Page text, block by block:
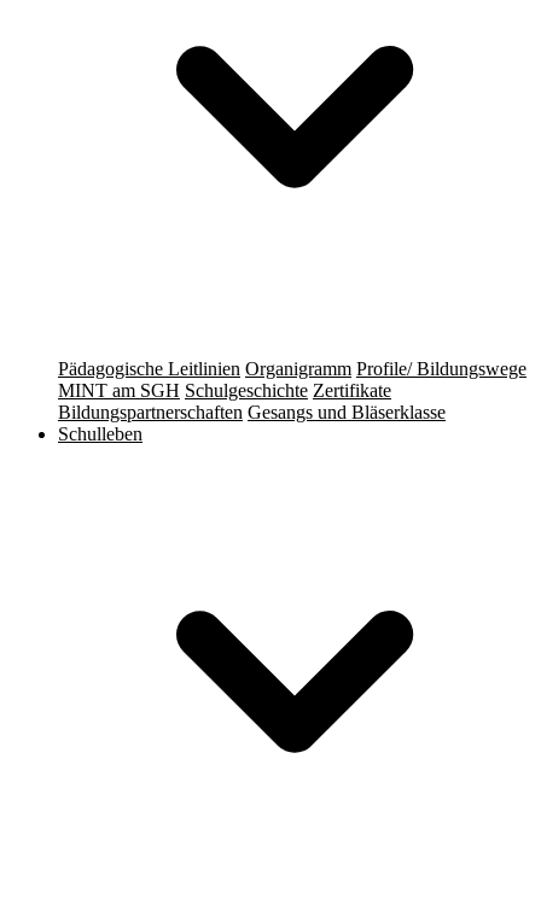
Pädagogische Leitlinien Organigramm Profile/ Bildungswege
MINT am SGH Schulgeschichte Zertifikate
Bildungspartnerschaften Gesangs und Bläserklasse
Schulleben